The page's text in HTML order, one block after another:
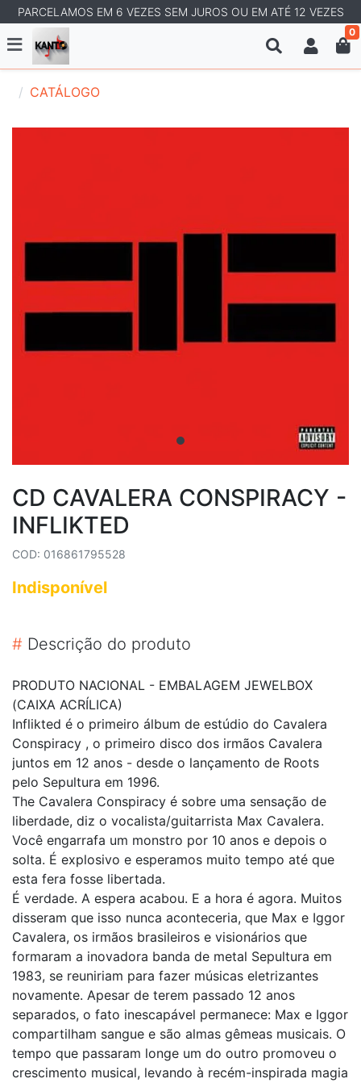
PARCELAMOS EM 6 VEZES SEM JUROS OU EM ATÉ 12 VEZES
0
CATÁLOGO
CD CAVALERA CONSPIRACY -
INFLIKTED
COD: 016861795528
Indisponível
# Descrição do produto
PRODUTO NACIONAL - EMBALAGEM JEWELBOX
(CAIXA ACRÍLICA)
Inflikted é o primeiro álbum de estúdio do Cavalera
Conspiracy , o primeiro disco dos irmãos Cavalera
juntos em 12 anos - desde o lançamento de Roots
pelo Sepultura em 1996.
The Cavalera Conspiracy é sobre uma sensação de
liberdade, diz o vocalista/guitarrista Max Cavalera.
Você engarrafa um monstro por 10 anos e depois o
solta. É explosivo e esperamos muito tempo até que
esta fera fosse libertada.
É verdade. A espera acabou. E a hora é agora. Muitos
disseram que isso nunca aconteceria, que Max e Iggor
Cavalera, os irmãos brasileiros e visionários que
formaram a inovadora banda de metal Sepultura em
1983, se reuniriam para fazer músicas eletrizantes
novamente. Apesar de terem passado 12 anos
separados, o fato inescapável permanece: Max e Iggor
compartilham sangue e são almas gêmeas musicais. O
tempo que passaram longe um do outro promoveu o
crescimento musical, levando à recém-inspirada magia